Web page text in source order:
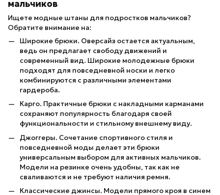
мальчиков
Ищете модные штаны для подростков мальчиков?
Обратите внимание на:
Широкие брюки. Оверсайз остается актуальным,
ведь он предлагает свободу движений и
современный вид. Широкие молодежные брюки
подходят для повседневной носки и легко
комбинируются с различными элементами
гардероба.
Карго. Практичные брюки с накладными карманами
сохраняют популярность благодаря своей
функциональности и стильному внешнему виду.
Джоггеры. Сочетание спортивного стиля и
повседневной моды делает эти брюки
универсальным выбором для активных мальчиков.
Модели на резинке очень удобны, так как не
сваливаются и не требуют наличия ремня.
Классические джинсы. Модели прямого кроя в синем